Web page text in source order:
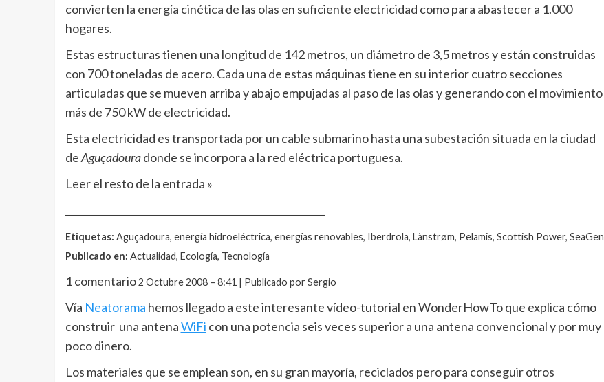
convierten la energía cinética de las olas en suficiente electricidad como para abastecer a 1.000
hogares.
Estas estructuras tienen una longitud de 142 metros, un diámetro de 3,5 metros y están construidas
con 700 toneladas de acero. Cada una de estas máquinas tiene en su interior cuatro secciones
articuladas que se mueven arriba y abajo empujadas al paso de las olas y generando con el movimiento
más de 750 kW de electricidad.
Esta electricidad es transportada por un cable submarino hasta una subestación situada en la ciudad
deAguçadouradonde se incorpora a la red eléctrica portuguesa.
Leer el resto de la entrada »
Etiquetas: Aguçadoura, energía hidroeléctrica, energías renovables, Iberdrola, Lànstrøm, Pelamis, Scottish Power, SeaGen
Publicado en: Actualidad, Ecología, Tecnología
1 comentario2 Octubre 2008 – 8:41 | Publicado por Sergio
Vía Neatorama hemos llegado a este interesante vídeo-tutorial en WonderHowTo que explica cómo
construir una antenaWiFi con una potencia seis veces superior a una antena convencional y por muy
poco dinero.
Los materiales que se emplean son, en su gran mayoría, reciclados pero para conseguir otros